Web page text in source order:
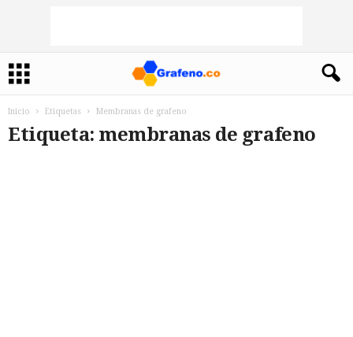
Inicio Etiquetas Membranas de grafeno
Etiqueta: membranas de grafeno